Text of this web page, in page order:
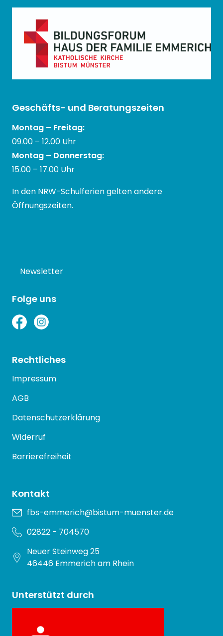
Geschäfts- und Beratungszeiten
Montag – Freitag:
09.00 – 12.00 Uhr
Montag – Donnerstag:
15.00 – 17.00 Uhr
In den NRW-Schulferien gelten andere
Öffnungszeiten.
Newsletter
Folge uns
Rechtliches
Impressum
AGB
Datenschutzerklärung
Widerruf
Barrierefreiheit
Kontakt
fbs-emmerich@bistum-muenster.de
02822 - 704570
Neuer Steinweg 25
46446 Emmerich am Rhein
Unterstützt durch